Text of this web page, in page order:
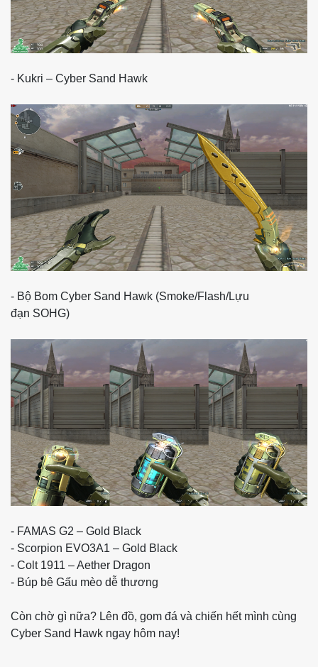
- Kukri – Cyber Sand Hawk
- Bộ Bom Cyber Sand Hawk (Smoke/Flash/Lựu
đạn SOHG)
- FAMAS G2 – Gold Black
- Scorpion EVO3A1 – Gold Black
- Colt 1911 – Aether Dragon
- Búp bê Gấu mèo dễ thương
Còn chờ gì nữa? Lên đồ, gom đá và chiến hết mình cùng
Cyber Sand Hawk ngay hôm nay!